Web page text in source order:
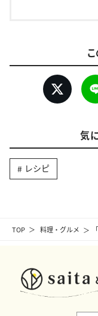
TOP 料理・グルメ
気
レシピ